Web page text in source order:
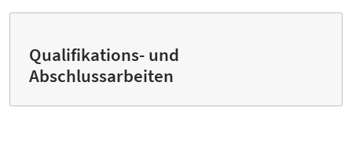
Qualifikations- und
Abschlussarbeiten